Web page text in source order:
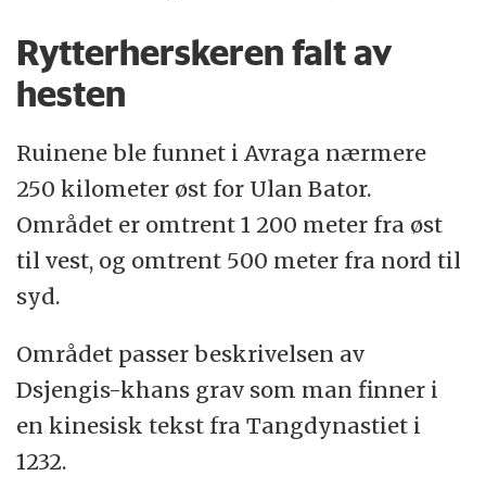
å splitte dem, og i 1368 drev kineserne
mongolene ut av Beijing og opprettet sitt
Mingdynasti.
Dsjengis-khans siste etterfølger, Timur Lenk
(Tamerlan), kom til makten i Dsjagatai i 1369.
Hans død i 1405 markerte slutten på den
mongolske epoke.
Mongolene lever hovedsakelig i republikken
Mongolia og den kinesiske autonome region
Indre Mongolia. I dag teller de til sammen
omkring åtte millioner mennesker.
Rytterherskeren falt av
hesten
Ruinene ble funnet i Avraga nærmere
250 kilometer øst for Ulan Bator.
Området er omtrent 1 200 meter fra øst
til vest, og omtrent 500 meter fra nord til
syd.
Området passer beskrivelsen av
Dsjengis-khans grav som man finner i
en kinesisk tekst fra Tangdynastiet i
1232.